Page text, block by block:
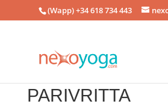
(Wapp) +34 618 734 443
PARIVRITTA